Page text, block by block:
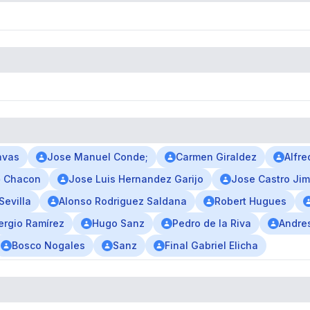
Jose Manuel Conde; Carmen Giraldez
Chacon Jose Luis Hernandez Garijo Jose Castro
Alonso Rodriguez Saldana Robert Hugues
Ramírez Hugo Sanz Pedro de la Riva
Bosco Nogales Sanz Final Gabriel Elicha